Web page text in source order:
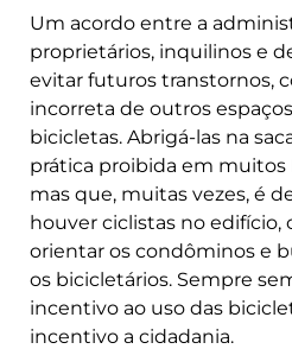
Um acordo entre a
proprietários, inquilinos e
evitar futuros transtornos,
incorreta de outros
bicicletas. Abrigá-las na
prática proibida em
mas que, muitas vezes, é
houver ciclistas no edifício,
orientar os condôminos e
os bicicletários. Sempre
incentivo ao uso das
incentivo a cidadania.